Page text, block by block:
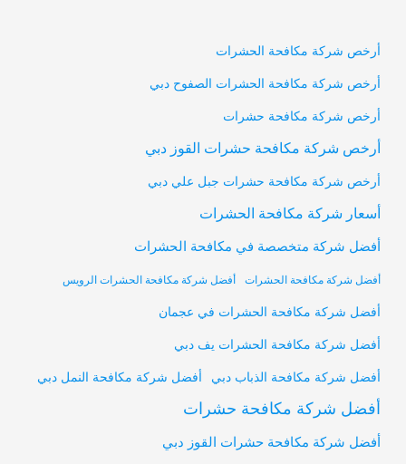
أرخص شركة مكافحة الحشرات
أرخص شركة مكافحة الحشرات الصفوح دبي
أرخص شركة مكافحة حشرات
أرخص شركة مكافحة حشرات القوز دبي
أرخص شركة مكافحة حشرات جبل علي دبي
أسعار شركة مكافحة الحشرات
أفضل شركة متخصصة في مكافحة الحشرات
أفضل شركة مكافحة الحشرات أفضل شركة مكافحة الحشرات الرويس
أفضل شركة مكافحة الحشرات في عجمان
أفضل شركة مكافحة الحشرات يف دبي
أفضل شركة مكافحة الذباب دبي أفضل شركة مكافحة النمل دبي
أفضل شركة مكافحة حشرات
أفضل شركة مكافحة حشرات القوز دبي